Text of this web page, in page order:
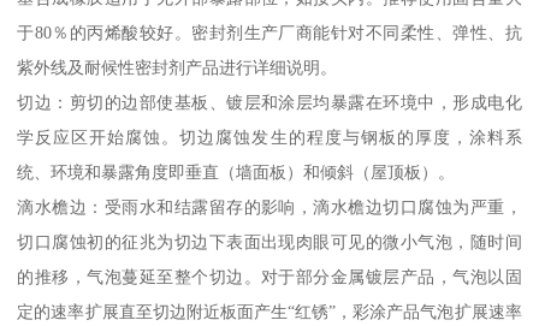
于80％的丙烯酸较好。密封剂生产厂商能针对不同柔性、弹性、抗
紫外线及耐候性密封剂产品进行详细说明。
切边：剪切的边部使基板、镀层和涂层均暴露在环境中，形成电化
学反应区开始腐蚀。切边腐蚀发生的程度与钢板的厚度，涂料系
统、环境和暴露角度即垂直（墙面板）和倾斜（屋顶板）。
滴水檐边：受雨水和结露留存的影响，滴水檐边切口腐蚀为严重，
切口腐蚀初的征兆为切边下表面出现肉眼可见的微小气泡，随时间
的推移，气泡蔓延至整个切边。对于部分金属镀层产品，气泡以固
定的速率扩展直至切边附近板面产生“红锈”，彩涂产品气泡扩展速率